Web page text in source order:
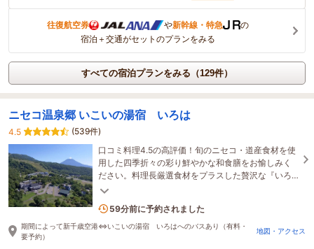
往復航空券 や新幹線・特急
の
宿泊＋交通がセットのプランをみる
すべての宿泊プランをみる（129件）
ニセコ温泉郷 いこいの湯宿 いろは
4.5
(539件)
口コミ料理4.5の高評価！旬のニセコ・道産食材を使
用した四季折々の彩り鮮やかな和食膳をお愉しみく
ださい。料理長厳選食材をプラスした贅沢な『いろ
は膳』もご用意しております。
2名がこの宿を見ています
59分前に予約されました
期間によって新千歳空港⇔いこいの湯宿 いろはへのバスあり（有料・
要予約）
地図・アクセス